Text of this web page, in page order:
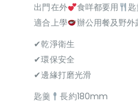
出門在外
食咩都要用
適合上學
辦公用餐及野
✔乾淨衛生
✔環保安全
✔邊緣打磨光滑
匙羹
長約180mm